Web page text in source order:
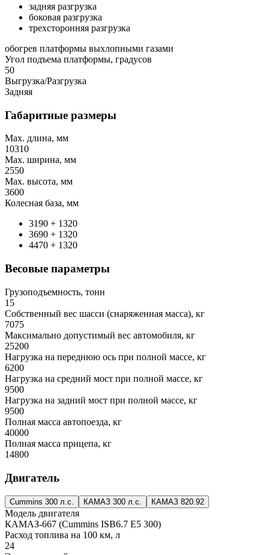
задняя разгрузка
боковая разгрузка
трехсторонняя разгрузка
обогрев платформы выхлопными газами
Угол подъема платформы, градусов
50
Выгрузка/Разгрузка
Задняя
Габаритные размеры
Max. длина, мм
10310
Max. ширина, мм
2550
Max. высота, мм
3600
Колесная база, мм
3190 + 1320
3690 + 1320
4470 + 1320
Весовые параметры
Грузоподъемность, тонн
15
Собственный вес шасси (снаряженная масса), кг
7075
Максимально допустимый вес автомобиля, кг
25200
Нагрузка на переднюю ось при полной массе, кг
6200
Нагрузка на средний мост при полной массе, кг
9500
Нагрузка на задний мост при полной массе, кг
9500
Полная масса автопоезда, кг
40000
Полная масса прицепа, кг
14800
Двигатель
Cummins 300 л.с. КАМАЗ 300 л.с. КАМАЗ 820.92
Модель двигателя
КАМАЗ-667 (Cummins ISB6.7 E5 300)
Расход топлива на 100 км, л
24